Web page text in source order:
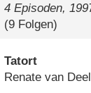
4 Episoden,
(9 Folgen)
Tatort
Renate van